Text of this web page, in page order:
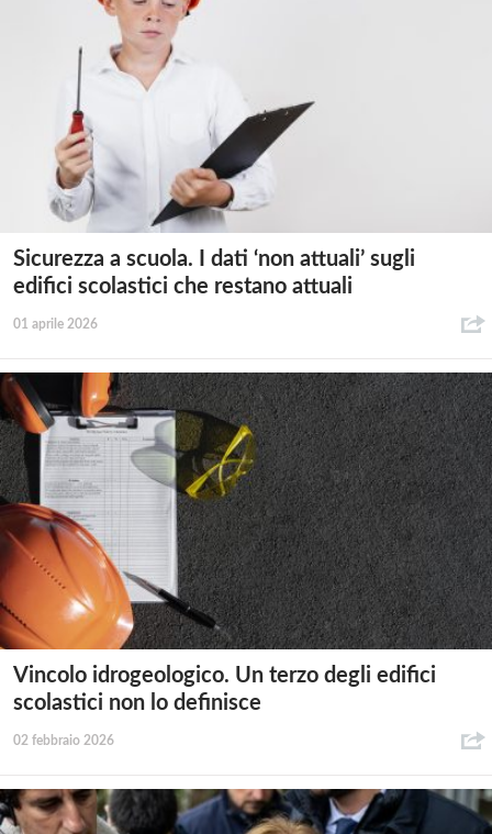
Sicurezza a scuola. I dati ‘non attuali’ sugli
edifici scolastici che restano attuali
01 aprile 2026
Vincolo idrogeologico. Un terzo degli edifici
scolastici non lo definisce
02 febbraio 2026